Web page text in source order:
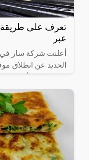
تعرف على طريقة
عبر
أعلنت شركة سار في
الحديد عن انطلاق
المختلفة لها،